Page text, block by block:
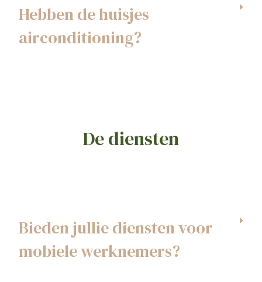
Hebben de huisjes
airconditioning?
De diensten
Bieden jullie diensten voor
mobiele werknemers?